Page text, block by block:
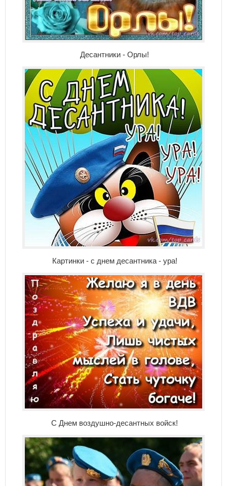
Десантники - Орлы!
Картинки - с днем десантника - ура!
С Днем воздушно-десантных войск!